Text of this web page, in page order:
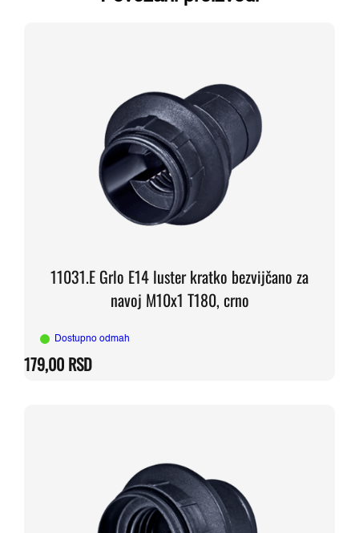
11031.E Grlo E14 luster kratko bezvijčano za
navoj M10x1 T180, crno
Dostupno odmah
179,00 RSD